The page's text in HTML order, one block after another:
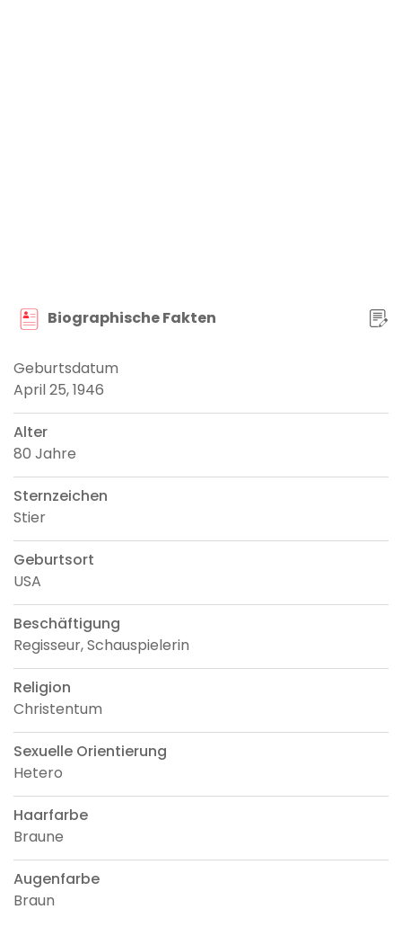
Biographische Fakten
Geburtsdatum
April 25, 1946
Alter
80 Jahre
Sternzeichen
Stier
Geburtsort
USA
Beschäftigung
Regisseur, Schauspielerin
Religion
Christentum
Sexuelle Orientierung
Hetero
Haarfarbe
Braune
Augenfarbe
Braun